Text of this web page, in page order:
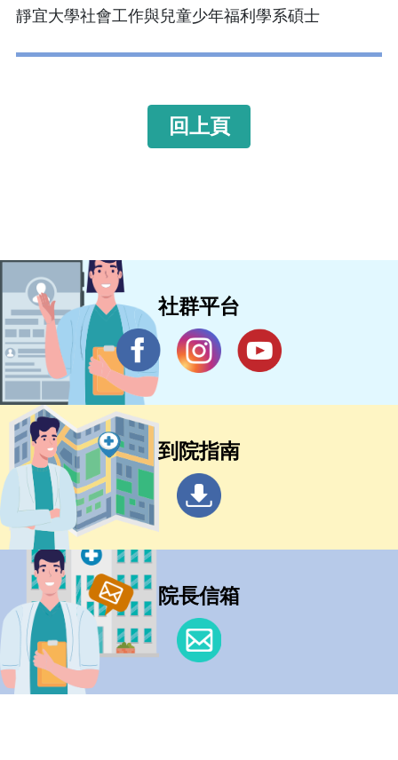
靜宜大學社會工作與兒童少年福利學系碩士
回上頁
社群平台
到院指南
院長信箱